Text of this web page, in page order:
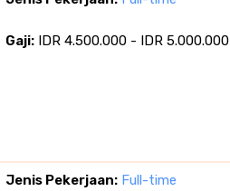
Gaji: IDR 4.500.000 - IDR 5.000.000
Jenis Pekerjaan: Full-time